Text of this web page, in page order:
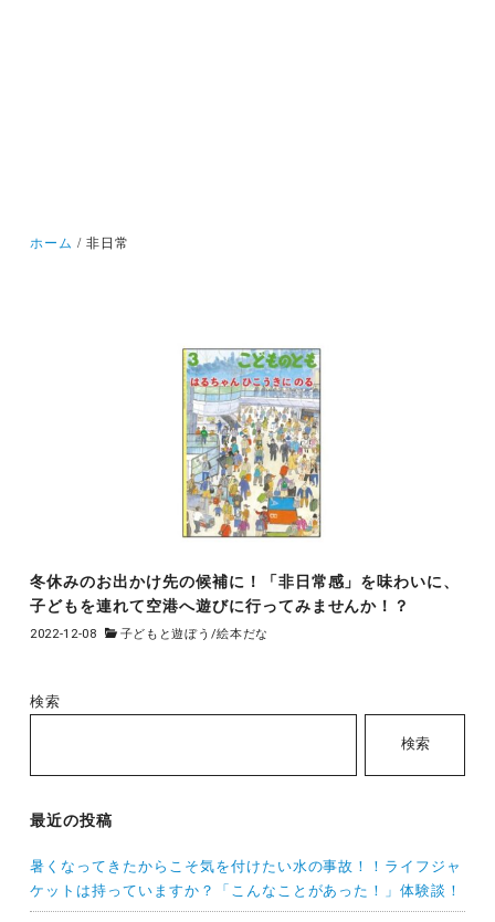
ホーム 非日常
冬休みのお出かけ先の候補に！「非日常感」を味わいに、
子どもを連れて空港へ遊びに行ってみませんか！？
2022-12-08 子どもと遊ぼう /絵本だな
検索
検索
最近の投稿
暑くなってきたからこそ気を付けたい水の事故！！ライフジャ
ケットは持っていますか？「こんなことがあった！」体験談！